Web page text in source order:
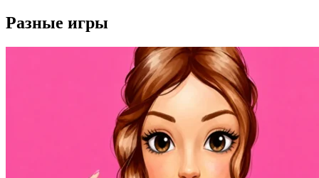
Разные игры